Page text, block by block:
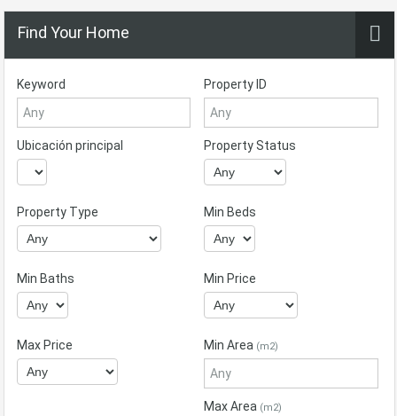
Find Your Home
Keyword Property ID
Ubicación principal Property Status
Property Type Min Beds
Min Baths Min Price
Max Price Min Area (m2)
Max Area (m2)